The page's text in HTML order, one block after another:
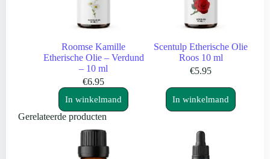
Roomse Kamille
Etherische Olie – Verdund
– 10 ml
€6.95
In winkelmand
Scentulp Etherische Olie
Roos 10 ml
€5.95
In winkelmand
Gerelateerde producten